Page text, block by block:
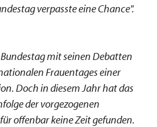
verpasste eine Chance".
mit seinen Debatten
Frauentages einer
Doch in diesem Jahr hat das
der vorgezogenen
offenbar keine Zeit gefunden.